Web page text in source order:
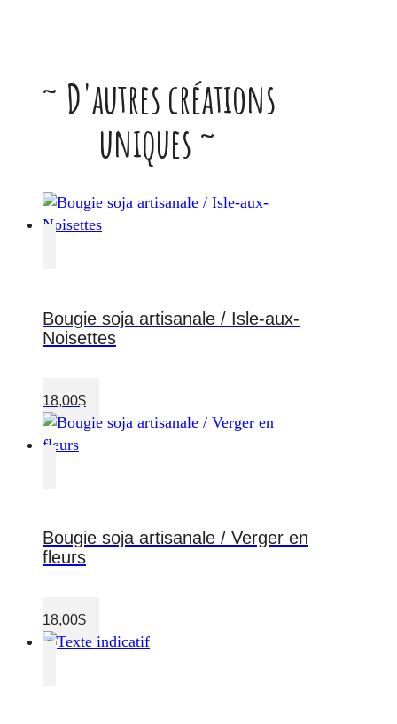
~ D'autres créations
uniques ~
Bougie soja artisanale / Isle-aux-
Noisettes
18,00$
Bougie soja artisanale / Verger en
fleurs
18,00$